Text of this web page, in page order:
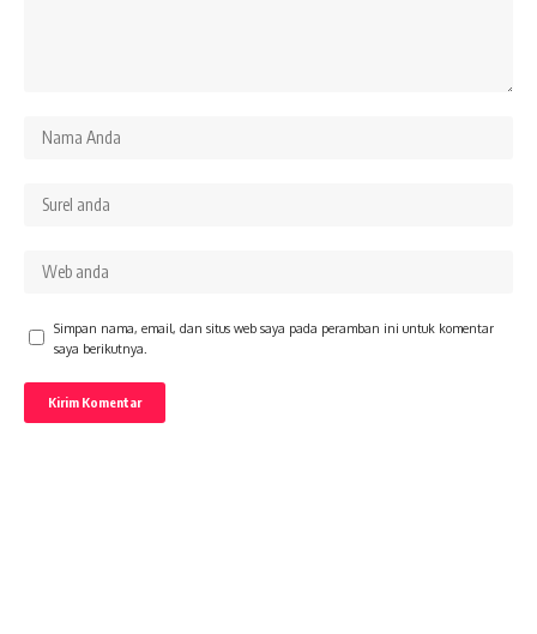
Simpan nama, email, dan situs web saya pada peramban ini untuk komentar
saya berikutnya.